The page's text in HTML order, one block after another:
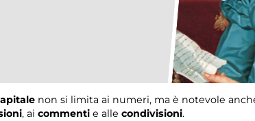
non si limita ai numeri, ma è notevole
, ai commenti e alle condivisioni.